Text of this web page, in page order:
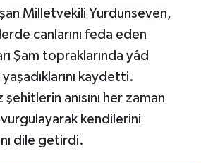
Milletvekili Yurdunseven,
canlarını feda eden
Şam topraklarında yâd
kaydetti.
anısını her zaman
kendilerini
dile getirdi.